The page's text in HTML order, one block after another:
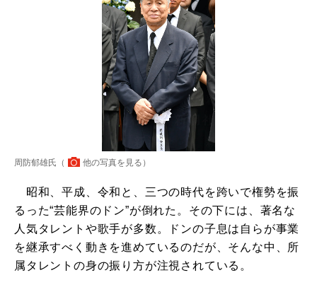
周防郁雄氏（ 他の写真を見る ）
昭和、平成、令和と、三つの時代を跨いで権勢を振
るった“芸能界のドン”が倒れた。その下には、著名な
人気タレントや歌手が多数。ドンの子息は自らが事業
を継承すべく動きを進めているのだが、そんな中、所
属タレントの身の振り方が注視されている。